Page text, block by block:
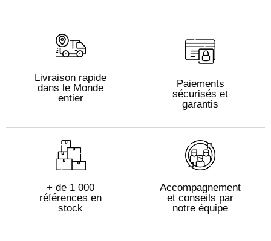
Livraison rapide
dans le Monde
entier
Paiements
sécurisés et
garantis
+ de 1 000
références en
stock
Accompagnement
et conseils par
notre équipe